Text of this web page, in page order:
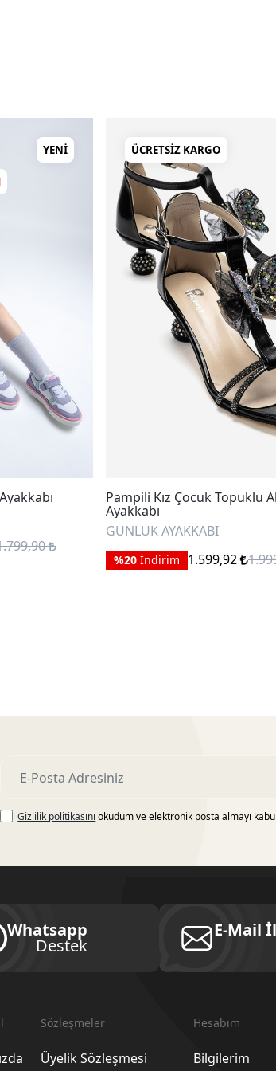
YENI ÜCRETSIZ KARGO
Pampili Kız Çocuk Topuklu
Ayakkabı
GÜNLÜK AYAKKABI
%20 İndirim 1.599,92
Gizlilik politikasını okudum ve elektronik posta almayı
Whatsapp
Destek
E-Mail
Sözleşmeler
Üyelik Sözleşmesi
Hesabım
Bilgilerim